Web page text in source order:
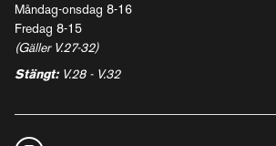
Måndag-onsdag 8-16
Fredag 8-15
(Gäller V.27-32)
Stängt: V.28 - V.32